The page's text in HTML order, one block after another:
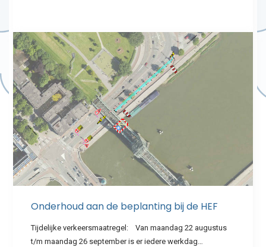
Onderhoud aan de beplanting bij de HEF
Tijdelijke verkeersmaatregel: Van maandag 22 augustus
t/m maandag 26 september is er iedere werkdag…